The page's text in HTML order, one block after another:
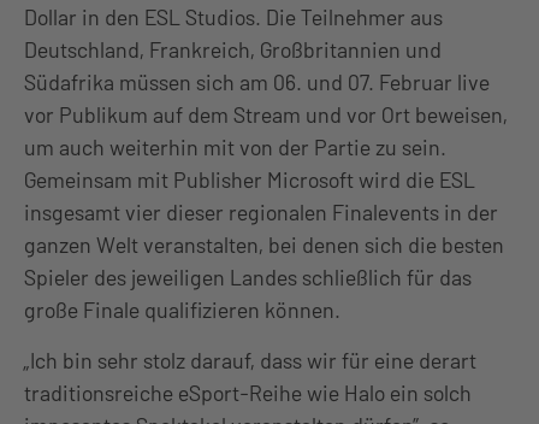
Dollar in den ESL Studios. Die Teilnehmer aus
Deutschland, Frankreich, Großbritannien und
Südafrika müssen sich am 06. und 07. Februar live
vor Publikum auf dem Stream und vor Ort beweisen,
um auch weiterhin mit von der Partie zu sein.
Gemeinsam mit Publisher Microsoft wird die ESL
insgesamt vier dieser regionalen Finalevents in der
ganzen Welt veranstalten, bei denen sich die besten
Spieler des jeweiligen Landes schließlich für das
große Finale qualifizieren können.
„Ich bin sehr stolz darauf, dass wir für eine derart
traditionsreiche eSport-Reihe wie Halo ein solch